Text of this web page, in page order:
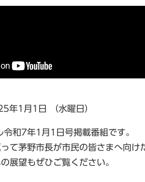
年1月1日 （水曜日）
令和7年1月1日号掲載番組です。
て茅野市長が市民の皆さまへ向け
展望もぜひご覧ください。